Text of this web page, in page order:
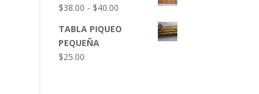
$38.00 - $40.00
precios:
TABLA PIQUEO
PEQUEÑA
$25.00